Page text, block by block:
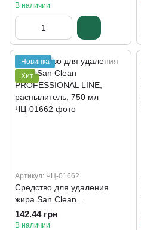
В наличии
Новинка
Хит
Артикул: ЧЦ-01662
Средство для удаления
жира San Clean
PROFESSIONAL LINE,
распылитель, 750 мл
142.44 грн
В наличии